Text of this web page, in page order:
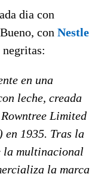
dia con
con Nestle
negritas:
en una
leche, creada
Limited
en 1935. Tras la
la multinacional
la marca